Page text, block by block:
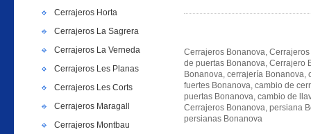
Cerrajeros Horta
Cerrajeros La Sagrera
Cerrajeros La Verneda
Cerrajeros Les Planas
Cerrajeros Les Corts
Cerrajeros Maragall
Cerrajeros Montbau
Cerrajeros Bonanova,
de puertas Bonanova, Cerrajero
Bonanova, cerrajería Bonanova,
fuertes Bonanova, cambio de
puertas Bonanova, cambio de
Cerrajeros Bonanova, persiana
persianas Bonanova